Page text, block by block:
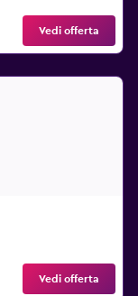
Vedi offerta
Vedi offerta